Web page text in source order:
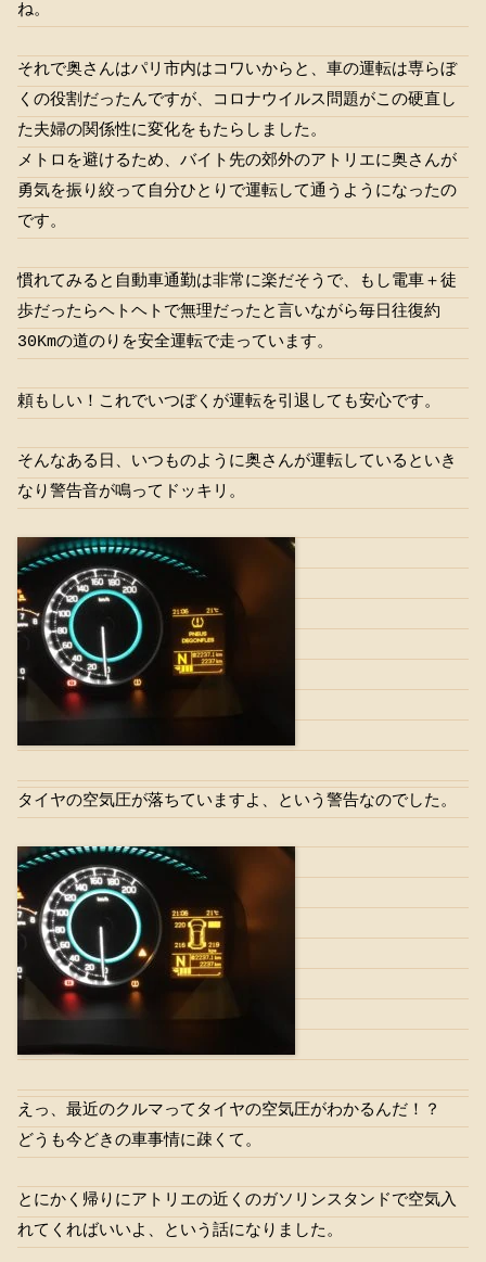
ね。
それで奥さんはパリ市内はコワいからと、車の運転は専らぼ
くの役割だったんですが、コロナウイルス問題がこの硬直し
た夫婦の関係性に変化をもたらしました。
メトロを避けるため、バイト先の郊外のアトリエに奥さんが
勇気を振り絞って自分ひとりで運転して通うようになったの
です。
慣れてみると自動車通勤は非常に楽だそうで、もし電車＋徒
歩だったらヘトヘトで無理だったと言いながら毎日往復約
30Kmの道のりを安全運転で走っています。
頼もしい！これでいつぼくが運転を引退しても安心です。
そんなある日、いつものように奥さんが運転しているといき
なり警告音が鳴ってドッキリ。
タイヤの空気圧が落ちていますよ、という警告なのでした。
えっ、最近のクルマってタイヤの空気圧がわかるんだ！？
どうも今どきの車事情に疎くて。
とにかく帰りにアトリエの近くのガソリンスタンドで空気入
れてくればいいよ、という話になりました。